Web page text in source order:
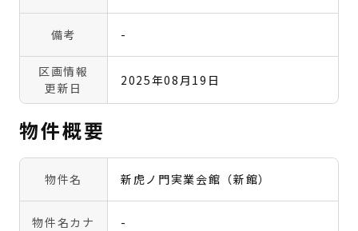
備考 -
区画情報
更新日
2025年08月19日
物件概要
物件名 新虎ノ門実業会館（新館）
物件名カナ -